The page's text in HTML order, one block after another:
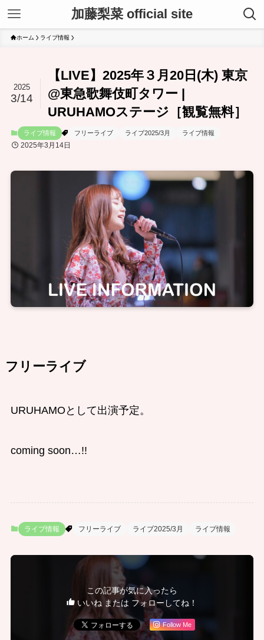
加藤梨菜 official site
ホーム ライブ情報
【LIVE】2025年３月20日(木) 東京
@東急歌舞伎町タワー |
URUHAMOステージ［観覧無料］
2025
3/14
ライブ情報 フリーライブ ライブ2025/3月 ライブ情報
2025年3月14日
フリーライブ
URUHAMOとして出演予定。
coming soon…!!
ライブ情報 フリーライブ ライブ2025/3月 ライブ情報
この記事が気に入ったら
いいね または フォローしてね！
Follow Me